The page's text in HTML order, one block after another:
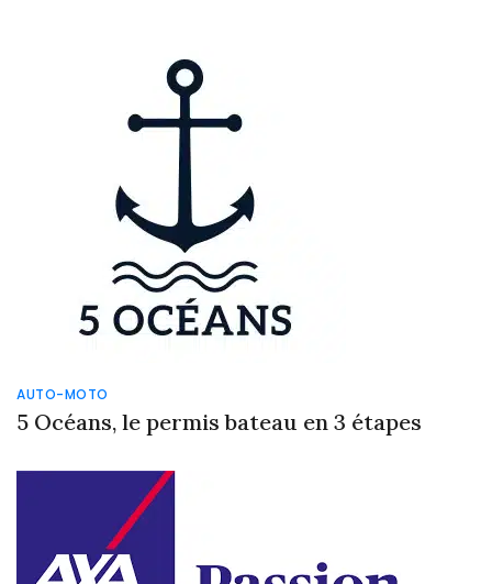
AUTO-MOTO
5 Océans, le permis bateau en 3 étapes